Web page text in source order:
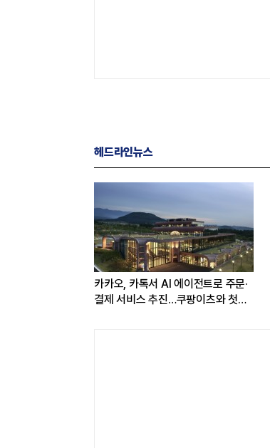
헤드라인뉴스
카카오, 카톡서 AI 에이전트로 주문·
결제 서비스 추진…쿠팡이츠와 첫